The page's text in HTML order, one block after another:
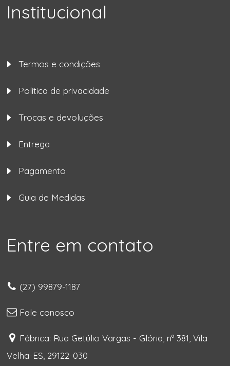
Institucional
Termos e condições
Política de privacidade
Trocas e devoluções
Entrega
Pagamento
Guia de Medidas
Entre em contato
(27) 99879-1187
Fale conosco
Fábrica: Rua Getúlio Vargas - Glória, nº 381, Vila
Velha-ES, 29122-030